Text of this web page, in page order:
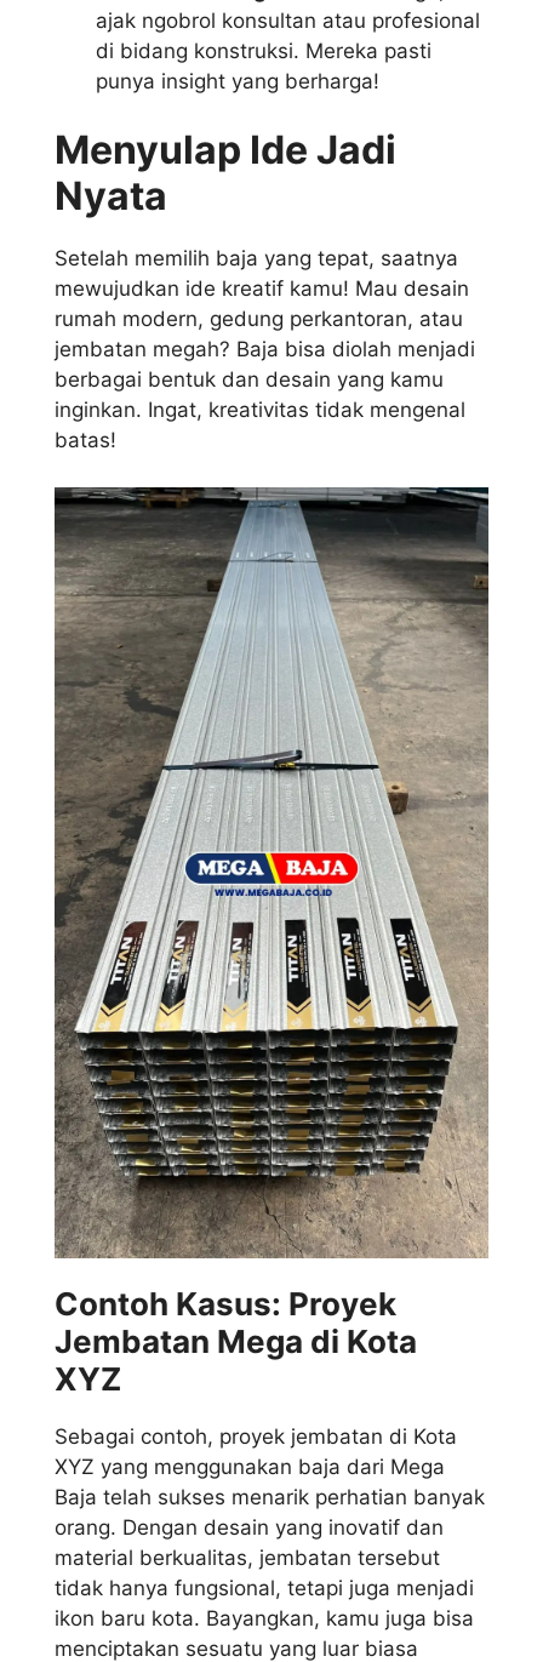
ajak ngobrol konsultan atau profesional
di bidang konstruksi. Mereka pasti
punya insight yang berharga!
Menyulap Ide Jadi
Nyata
Setelah memilih baja yang tepat, saatnya
mewujudkan ide kreatif kamu! Mau desain
rumah modern, gedung perkantoran, atau
jembatan megah? Baja bisa diolah menjadi
berbagai bentuk dan desain yang kamu
inginkan. Ingat, kreativitas tidak mengenal
batas!
Contoh Kasus: Proyek
Jembatan Mega di Kota
XYZ
Sebagai contoh, proyek jembatan di Kota
XYZ yang menggunakan baja dari Mega
Baja telah sukses menarik perhatian banyak
orang. Dengan desain yang inovatif dan
material berkualitas, jembatan tersebut
tidak hanya fungsional, tetapi juga menjadi
ikon baru kota. Bayangkan, kamu juga bisa
menciptakan sesuatu yang luar biasa